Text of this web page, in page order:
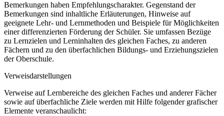
Bemerkungen haben Empfehlungscharakter. Gegenstand der
Bemerkungen sind inhaltliche Erläuterungen, Hinweise auf
geeignete Lehr- und Lernmethoden und Beispiele für Möglichkeiten
einer differenzierten Förderung der Schüler. Sie umfassen Bezüge
zu Lernzielen und Lerninhalten des gleichen Faches, zu anderen
Fächern und zu den überfachlichen Bildungs- und Erziehungszielen
der Oberschule.
Verweisdarstellungen
Verweise auf Lernbereiche des gleichen Faches und anderer Fächer
sowie auf überfachliche Ziele werden mit Hilfe folgender grafischer
Elemente veranschaulicht: